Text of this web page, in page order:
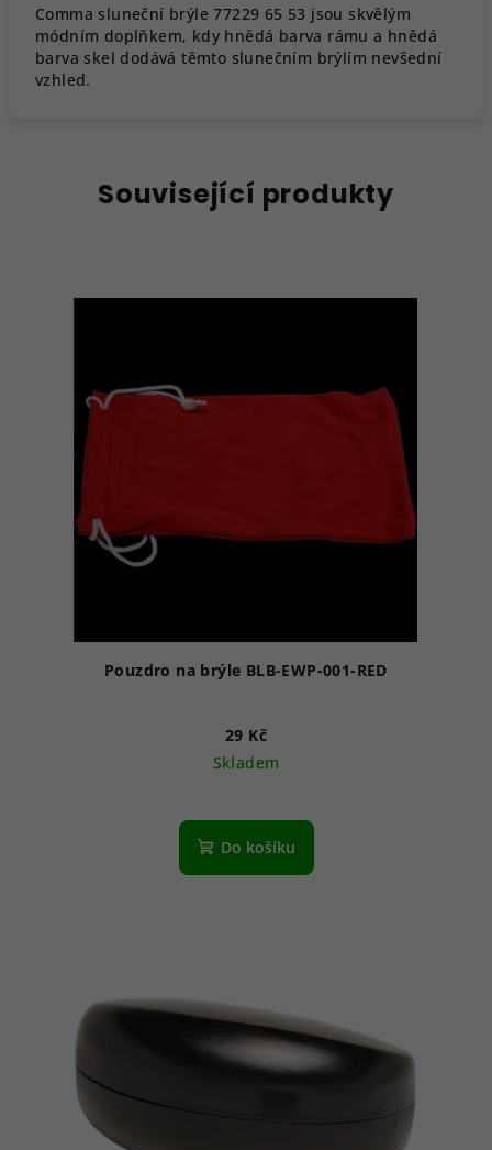
Comma sluneční brýle 77229 65 53 jsou skvělým
módním doplňkem, kdy hnědá barva rámu a hnědá
barva skel dodává těmto slunečním brýlím nevšední
vzhled.
Související produkty
Pouzdro na brýle BLB-EWP-001-RED
29 Kč
Skladem
Do košíku